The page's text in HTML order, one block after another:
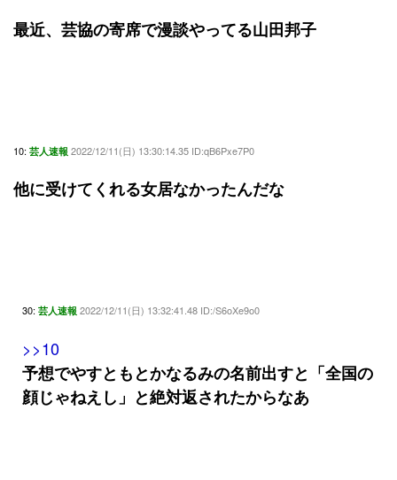
最近、芸協の寄席で漫談やってる山田邦子
10: 芸人速報 2022/12/11(日) 13:30:14.35 ID:qB6Pxe7P0
他に受けてくれる女居なかったんだな
30: 芸人速報 2022/12/11(日) 13:32:41.48 ID:/S6oXe9o0
>>10
予想でやすともとかなるみの名前出すと「全国の
顔じゃねえし」と絶対返されたからなあ